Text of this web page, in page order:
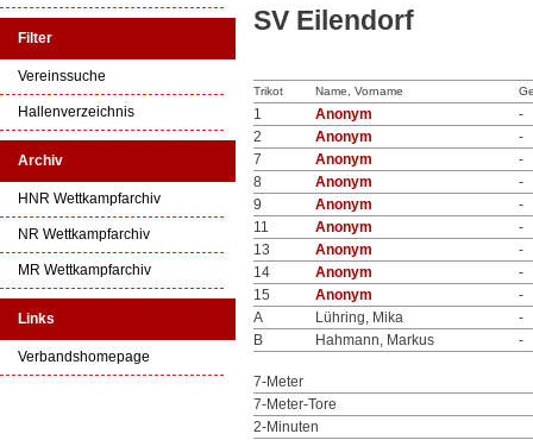
Filter
Vereinssuche
Hallenverzeichnis
Archiv
HNR Wettkampfarchiv
NR Wettkampfarchiv
MR Wettkampfarchiv
Links
Verbandshomepage
SV Eilendorf
Trikot Name, Vorname
1 Anonym
-
2
Anonym
-
7
Anonym
-
8
Anonym
-
9
Anonym
-
11
Anonym
-
13
Anonym
-
14
Anonym
-
15
Anonym
-
A
Lühring, Mika
-
B
Hahmann, Markus -
7-Meter
7-Meter-Tore
2-Minuten